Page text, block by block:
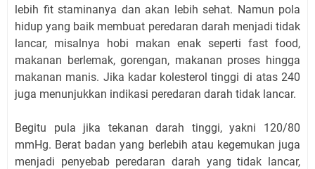
lebih fit staminanya dan akan lebih sehat. Namun pola
hidup yang baik membuat peredaran darah menjadi tidak
lancar, misalnya hobi makan enak seperti fast food,
makanan berlemak, gorengan, makanan proses hingga
makanan manis. Jika kadar kolesterol tinggi di atas 240
juga menunjukkan indikasi peredaran darah tidak lancar.
Begitu pula jika tekanan darah tinggi, yakni 120/80
mmHg. Berat badan yang berlebih atau kegemukan juga
menjadi penyebab peredaran darah yang tidak lancar,